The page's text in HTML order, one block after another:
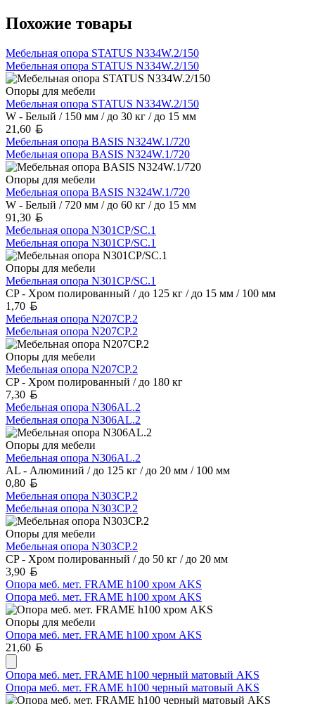
Похожие товары
Мебельная опора STATUS N334W.2/150
Мебельная опора STATUS N334W.2/150
Опоры для мебели
Мебельная опора STATUS N334W.2/150
W - Белый / 150 мм / до 30 кг / до 15 мм
21,60
Мебельная опора BASIS N324W.1/720
Мебельная опора BASIS N324W.1/720
Опоры для мебели
Мебельная опора BASIS N324W.1/720
W - Белый / 720 мм / до 60 кг / до 15 мм
91,30
Мебельная опора N301CP/SC.1
Мебельная опора N301CP/SC.1
Опоры для мебели
Мебельная опора N301CP/SC.1
CP - Хром полированный / до 125 кг / до 15 мм / 100 мм
1,70
Мебельная опора N207CP.2
Мебельная опора N207CP.2
Опоры для мебели
Мебельная опора N207CP.2
CP - Хром полированный / до 180 кг
7,30
Мебельная опора N306AL.2
Мебельная опора N306AL.2
Опоры для мебели
Мебельная опора N306AL.2
AL - Алюминий / до 125 кг / до 20 мм / 100 мм
0,80
Мебельная опора N303CP.2
Мебельная опора N303CP.2
Опоры для мебели
Мебельная опора N303CP.2
CP - Хром полированный / до 50 кг / до 20 мм
3,90
Опора меб. мет. FRAME h100 хром AKS
Опора меб. мет. FRAME h100 хром AKS
Опоры для мебели
Опора меб. мет. FRAME h100 хром AKS
21,60
Опора меб. мет. FRAME h100 черный матовый AKS
Опора меб. мет. FRAME h100 черный матовый AKS